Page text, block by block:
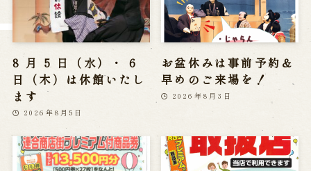
8 月 5 日（水）・ 6
日（木）は休館いたし
ます
2026年8月5日
お盆休みは事前予約＆
早めのご来場を！
2026年8月3日